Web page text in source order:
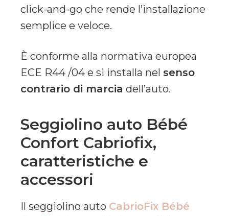
click-and-go che rende l’installazione
semplice e veloce.
È conforme alla normativa europea
ECE R44 /04 e si installa nel senso
contrario di marcia dell’auto.
Seggiolino auto Bébé
Confort Cabriofix,
caratteristiche e
accessori
Il seggiolino auto CabrioFix Bébé